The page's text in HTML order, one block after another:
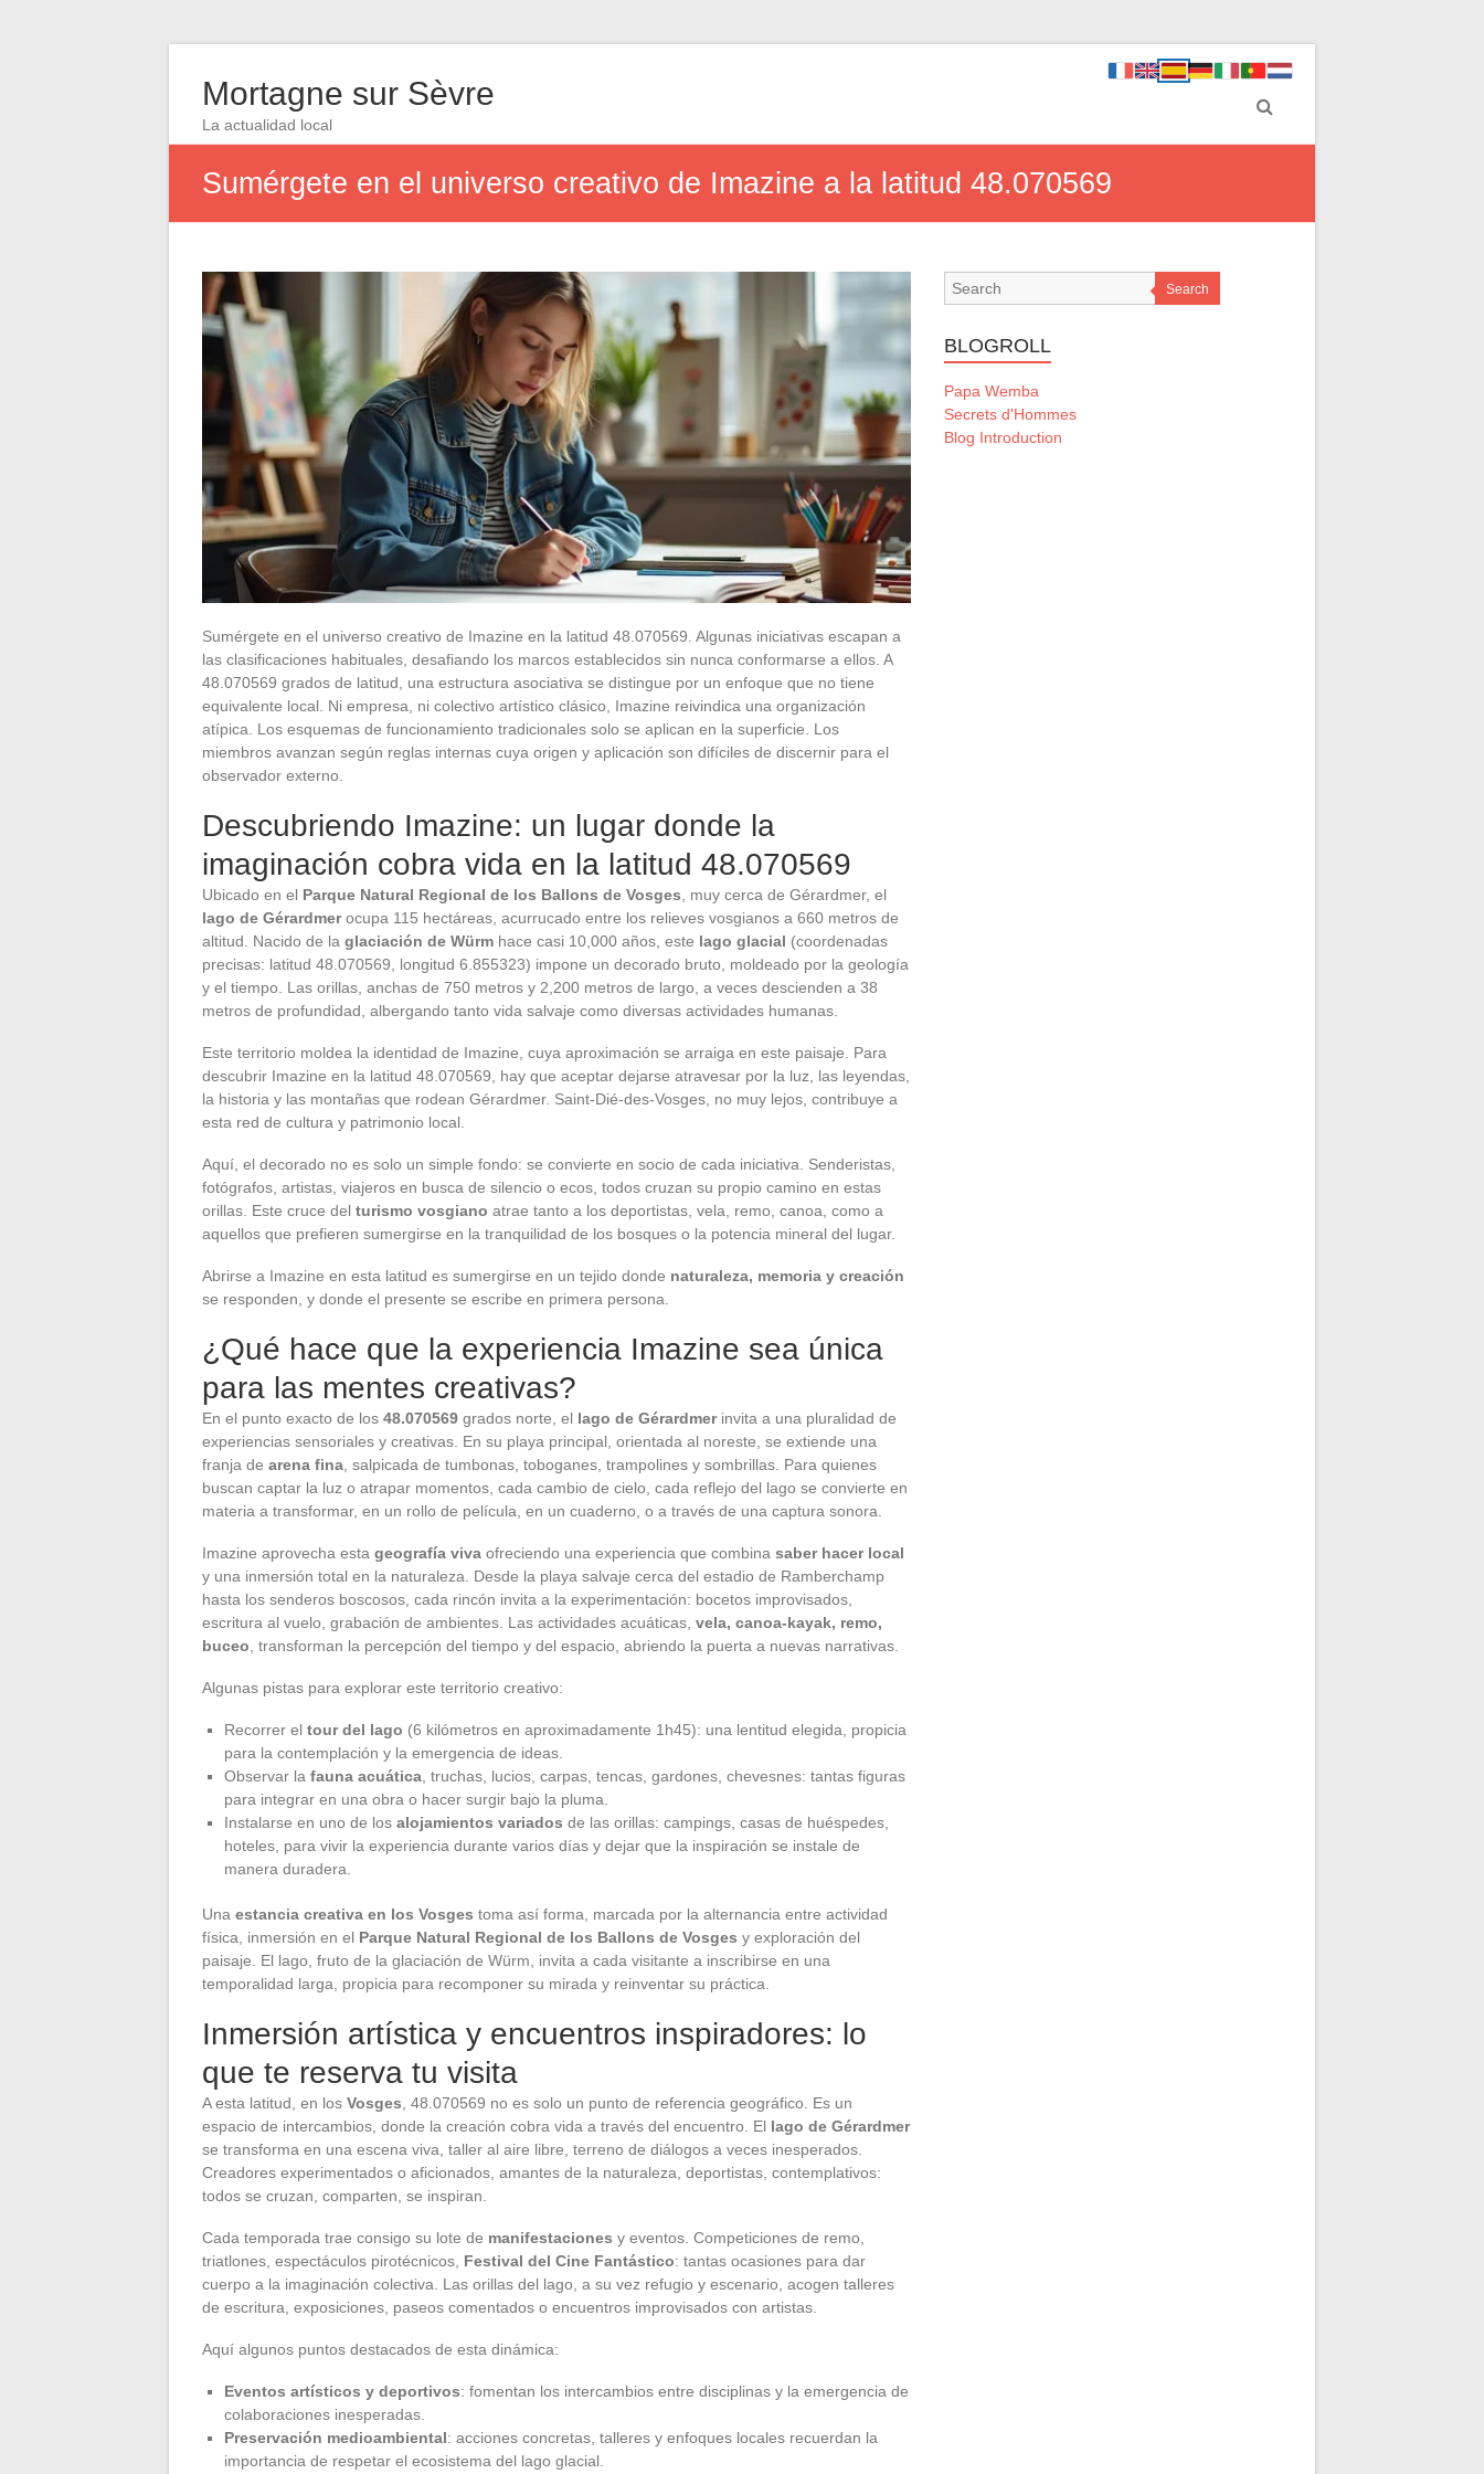
Mortagne sur Sèvre
La actualidad local
Sumérgete en el universo creativo de Imazine a la latitud 48.070569
Sumérgete en el universo creativo de Imazine en la latitud 48.070569. Algunas iniciativas escapan a
las clasificaciones habituales, desafiando los marcos establecidos sin nunca conformarse a ellos. A
48.070569 grados de latitud, una estructura asociativa se distingue por un enfoque que no tiene
equivalente local. Ni empresa, ni colectivo artístico clásico, Imazine reivindica una organización
atípica. Los esquemas de funcionamiento tradicionales solo se aplican en la superficie. Los
miembros avanzan según reglas internas cuya origen y aplicación son difíciles de discernir para el
observador externo.
Descubriendo Imazine: un lugar donde la
imaginación cobra vida en la latitud 48.070569
Ubicado en el Parque Natural Regional de los Ballons de Vosges , muy cerca de Gérardmer, el
lago de Gérardmerocupa 115 hectáreas, acurrucado entre los relieves vosgianos a 660 metros de
altitud. Nacido de la glaciación de Würm hace casi 10,000 años, este lago glacial (coordenadas
precisas: latitud 48.070569, longitud 6.855323) impone un decorado bruto, moldeado por la geología
y el tiempo. Las orillas, anchas de 750 metros y 2,200 metros de largo, a veces descienden a 38
metros de profundidad, albergando tanto vida salvaje como diversas actividades humanas.
Este territorio moldea la identidad de Imazine, cuya aproximación se arraiga en este paisaje. Para
descubrir Imazine en la latitud 48.070569, hay que aceptar dejarse atravesar por la luz, las leyendas,
la historia y las montañas que rodean Gérardmer. Saint-Dié-des-Vosges, no muy lejos, contribuye a
esta red de cultura y patrimonio local.
Aquí, el decorado no es solo un simple fondo: se convierte en socio de cada iniciativa. Senderistas,
fotógrafos, artistas, viajeros en busca de silencio o ecos, todos cruzan su propio camino en estas
orillas. Este cruce del turismo vosgiano atrae tanto a los deportistas, vela, remo, canoa, como a
aquellos que prefieren sumergirse en la tranquilidad de los bosques o la potencia mineral del lugar.
Abrirse a Imazine en esta latitud es sumergirse en un tejido donde naturaleza, memoria y creación
se responden, y donde el presente se escribe en primera persona.
¿Qué hace que la experiencia Imazine sea única
para las mentes creativas?
En el punto exacto de los 48.070569 grados norte, el lago de Gérardmerinvita a una pluralidad de
experiencias sensoriales y creativas. En su playa principal, orientada al noreste, se extiende una
franja de arena fina , salpicada de tumbonas, toboganes, trampolines y sombrillas. Para quienes
buscan captar la luz o atrapar momentos, cada cambio de cielo, cada reflejo del lago se convierte en
materia a transformar, en un rollo de película, en un cuaderno, o a través de una captura sonora.
Imazine aprovecha esta geografía viva ofreciendo una experiencia que combina saber hacer local
y una inmersión total en la naturaleza. Desde la playa salvaje cerca del estadio de Ramberchamp
hasta los senderos boscosos, cada rincón invita a la experimentación: bocetos improvisados,
escritura al vuelo, grabación de ambientes. Las actividades acuáticas, vela, canoa-kayak, remo,
buceo , transforman la percepción del tiempo y del espacio, abriendo la puerta a nuevas narrativas.
Algunas pistas para explorar este territorio creativo:
Recorrer el tour del lago (6 kilómetros en aproximadamente 1h45): una lentitud elegida, propicia
para la contemplación y la emergencia de ideas.
Observar la fauna acuática , truchas, lucios, carpas, tencas, gardones, chevesnes: tantas figuras
para integrar en una obra o hacer surgir bajo la pluma.
Instalarse en uno de los alojamientos variados de las orillas: campings, casas de huéspedes,
hoteles, para vivir la experiencia durante varios días y dejar que la inspiración se instale de
manera duradera.
Una estancia creativa en los Vosges toma así forma, marcada por la alternancia entre actividad
física, inmersión en el Parque Natural Regional de los Ballons de Vosges y exploración del
paisaje. El lago, fruto de la glaciación de Würm, invita a cada visitante a inscribirse en una
temporalidad larga, propicia para recomponer su mirada y reinventar su práctica.
Inmersión artística y encuentros inspiradores: lo
que te reserva tu visita
A esta latitud, en los Vosges , 48.070569 no es solo un punto de referencia geográfico. Es un
espacio de intercambios, donde la creación cobra vida a través del encuentro. El lago de Gérardmer
se transforma en una escena viva, taller al aire libre, terreno de diálogos a veces inesperados.
Creadores experimentados o aficionados, amantes de la naturaleza, deportistas, contemplativos:
todos se cruzan, comparten, se inspiran.
Cada temporada trae consigo su lote de manifestaciones y eventos. Competiciones de remo,
triatlones, espectáculos pirotécnicos, Festival del Cine Fantástico: tantas ocasiones para dar
cuerpo a la imaginación colectiva. Las orillas del lago, a su vez refugio y escenario, acogen talleres
de escritura, exposiciones, paseos comentados o encuentros improvisados con artistas.
Aquí algunos puntos destacados de esta dinámica:
Eventos artísticos y deportivos: fomentan los intercambios entre disciplinas y la emergencia de
colaboraciones inesperadas.
Preservación medioambiental: acciones concretas, talleres y enfoques locales recuerdan la
importancia de respetar el ecosistema del lago glacial.
Search
BLOGROLL
Papa Wemba
Secrets d'Hommes
Blog Introduction